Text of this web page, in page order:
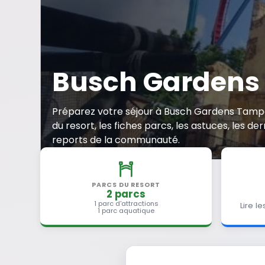
Busch
Préparez votre séjour à Busch Gardens
du resort, les fiches parcs, les astuces, les
reports de la communauté.
PARCS DU RESORT
2 parcs
1 parc d'attractions
1 parc aquatique Lire